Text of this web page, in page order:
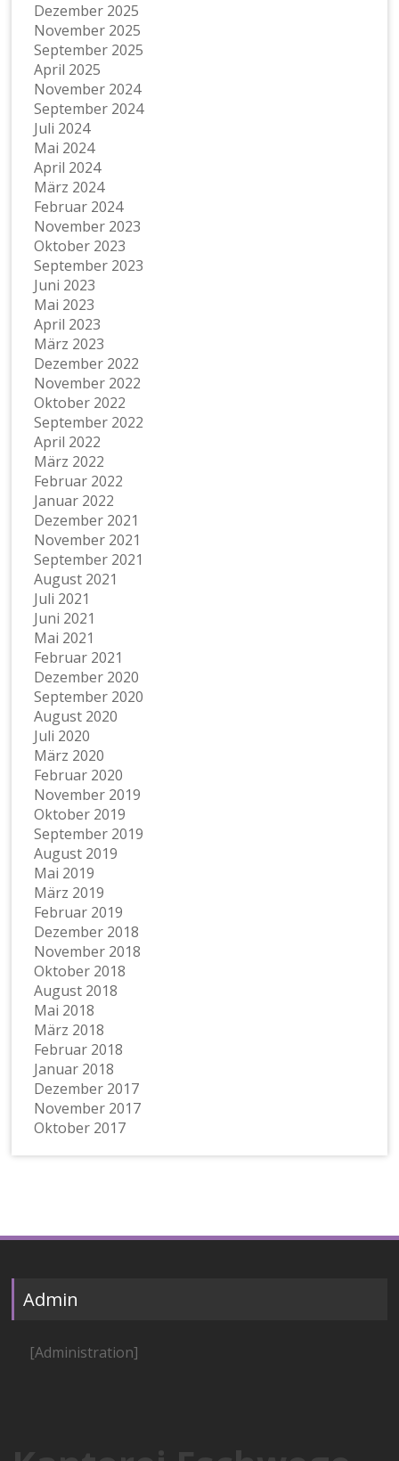
Dezember 2025
November 2025
September 2025
April 2025
November 2024
September 2024
Juli 2024
Mai 2024
April 2024
März 2024
Februar 2024
November 2023
Oktober 2023
September 2023
Juni 2023
Mai 2023
April 2023
März 2023
Dezember 2022
November 2022
Oktober 2022
September 2022
April 2022
März 2022
Februar 2022
Januar 2022
Dezember 2021
November 2021
September 2021
August 2021
Juli 2021
Juni 2021
Mai 2021
Februar 2021
Dezember 2020
September 2020
August 2020
Juli 2020
März 2020
Februar 2020
November 2019
Oktober 2019
September 2019
August 2019
Mai 2019
März 2019
Februar 2019
Dezember 2018
November 2018
Oktober 2018
August 2018
Mai 2018
März 2018
Februar 2018
Januar 2018
Dezember 2017
November 2017
Oktober 2017
Admin
[Administration]